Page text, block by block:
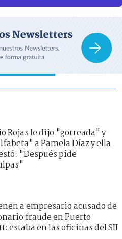
Rojas le dijo "gorreada" y
a Pamela Díaz y ella
"Después pide
a empresario acusado de
fraude en Puerto
estaba en las oficinas del SII